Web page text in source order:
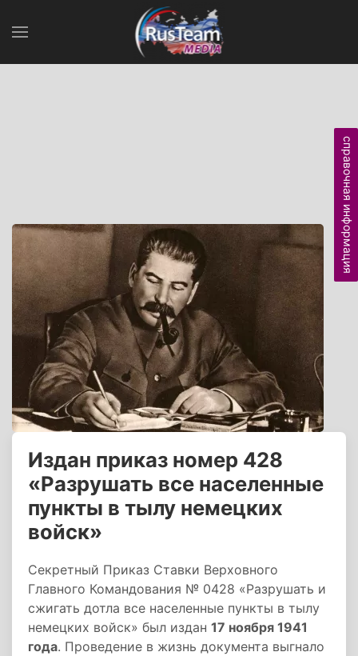
Издан приказ номер 428
«Разрушать все населенные
пункты в тылу немецких
войск»
Секретный Приказ Ставки Верховного
Главного Командования № 0428 «Разрушать и
сжигать дотла все населенные пункты в тылу
немецких войск» был издан 17 ноября 1941
года. Проведение в жизнь документа выгнало
справочная информация